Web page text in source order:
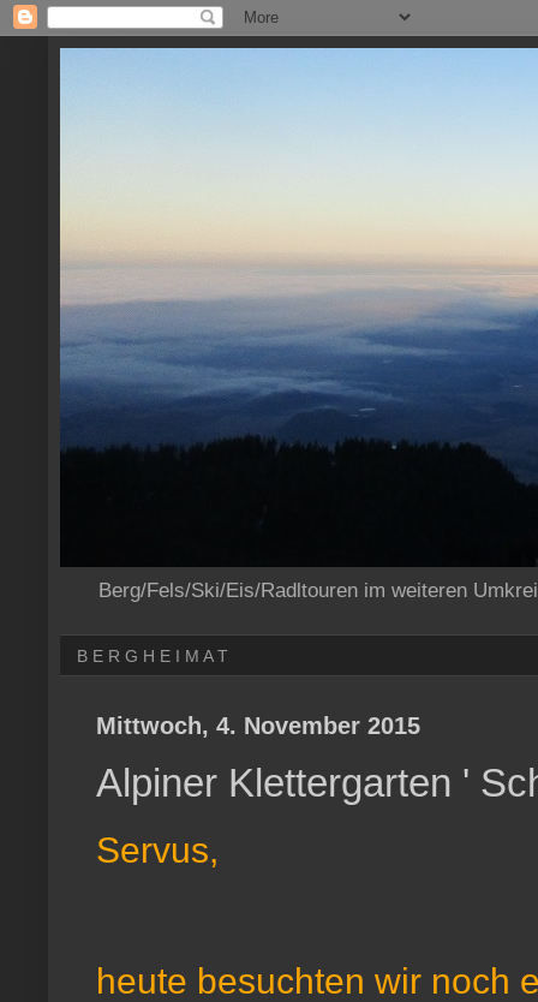
Berg/Fels/Ski/Eis/Radltouren im weiteren
B E R G H E I M A T
Mittwoch, 4. November 2015
Alpiner Klettergarten '
Servus,
heute besuchten wir noch